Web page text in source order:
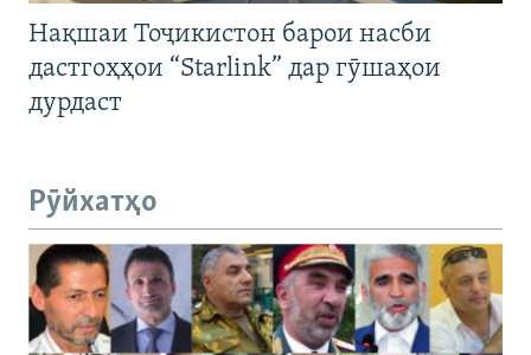
Нақшаи Тоҷикистон барои насби
дастгоҳҳои “Starlink” дар гӯшаҳои
дурдаст
Рӯйхатҳо